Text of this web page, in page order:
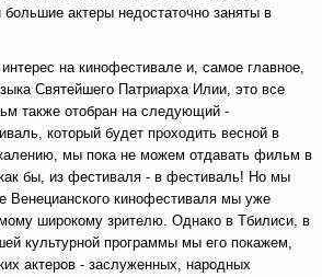
актеры недостаточно заняты в
на кинофестивале и, самое главное,
Святейшего Патриарха Илии, это все
также отобран на следующий -
который будет проходить весной в
мы пока не можем отдавать фильм в
как бы, из фестиваля - в фестиваль! Но мы
Венецианского кинофестиваля мы уже
широкому зрителю. Однако в Тбилиси, в
культурной программы мы его покажем,
актеров - заслуженных, народных